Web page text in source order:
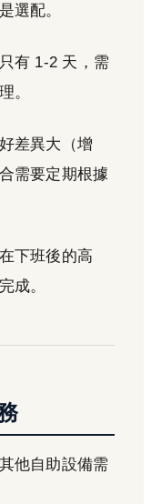
選配。
有 1-2 天，需
。
差異大（增
需要定期根據
下班後的高
成。
他自助設備需